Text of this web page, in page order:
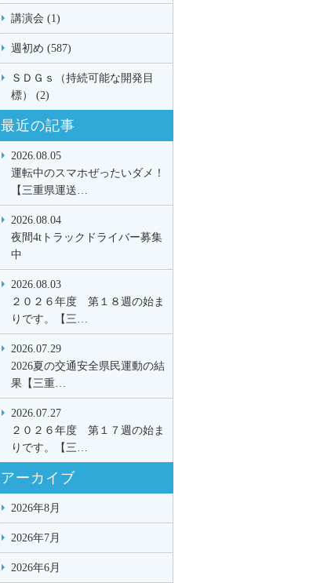
講演会 (1)
週初め (587)
ＳＤＧｓ（持続可能な開発目
標） (2)
最近の記事
2026.08.05
運転中のスマホぜったいダメ！
【三重県運送…
2026.08.04
夜間4tトラックドライバー募集
中
2026.08.03
２０２６年度 第１８週の始ま
りです。【三…
2026.07.29
2026夏の交通安全県民運動の結
果【三重…
2026.07.27
２０２６年度 第１７週の始ま
りです。【三…
アーカイブ
2026年8月
2026年7月
2026年6月